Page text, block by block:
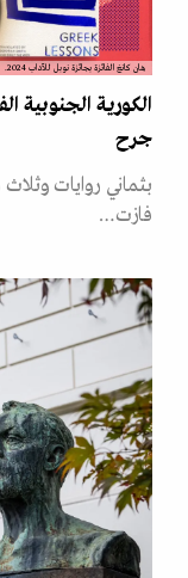
هان كانغ الفائزة بجائزة نوبل للآداب 2024.
الكورية الجنوبية
جرح
بثماني روايات
فازت…